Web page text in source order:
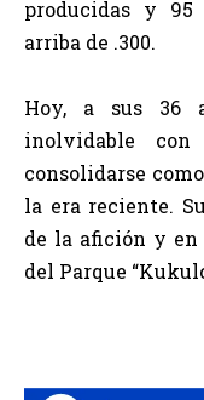
producidas y 95
arriba de .300.
Hoy, a sus 36
inolvidable
consolidarse
la era reciente.
de la afición y en
del Parque